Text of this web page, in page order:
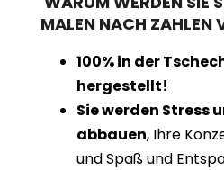
MALEN NACH ZAHLEN
100% in der
hergestellt!
Sie werden Stress
abbauen, Ihre
und Spaß und